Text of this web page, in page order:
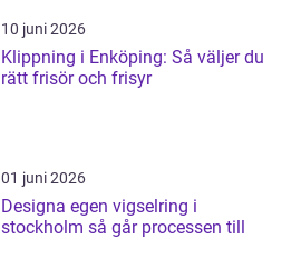
10 juni 2026
Klippning i Enköping: Så väljer du
rätt frisör och frisyr
01 juni 2026
Designa egen vigselring i
stockholm så går processen till